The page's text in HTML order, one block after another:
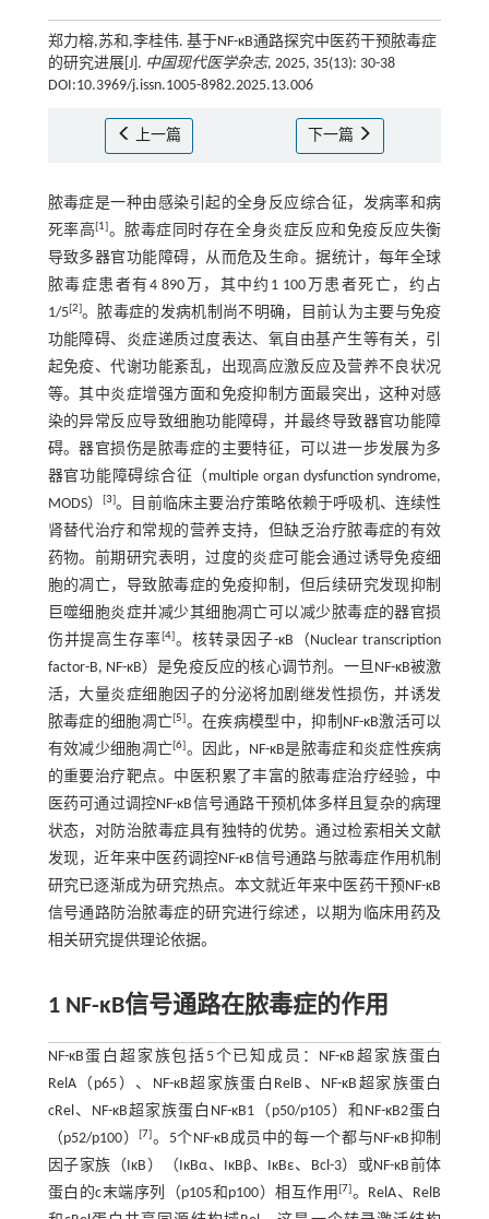
郑力榕,苏和,李桂伟. 基于NF-κB通路探究中医药干预脓毒症
的研究进展[J]. 中国现代医学杂志, 2025, 35(13): 30-38
DOI:10.3969/j.issn.1005-8982.2025.13.006
上一篇 下一篇
脓毒症是一种由感染引起的全身反应综合征，发病率和病
死率高[1]。脓毒症同时存在全身炎症反应和免疫反应失衡
导致多器官功能障碍，从而危及生命。据统计，每年全球
脓毒症患者有4 890万，其中约1 100万患者死亡，约占
1/5[2]。脓毒症的发病机制尚不明确，目前认为主要与免疫
功能障碍、炎症递质过度表达、氧自由基产生等有关，引
起免疫、代谢功能紊乱，出现高应激反应及营养不良状况
等。其中炎症增强方面和免疫抑制方面最突出，这种对感
染的异常反应导致细胞功能障碍，并最终导致器官功能障
碍。器官损伤是脓毒症的主要特征，可以进一步发展为多
器官功能障碍综合征（multiple organ dysfunction syndrome,
MODS）[3]。目前临床主要治疗策略依赖于呼吸机、连续性
肾替代治疗和常规的营养支持，但缺乏治疗脓毒症的有效
药物。前期研究表明，过度的炎症可能会通过诱导免疫细
胞的凋亡，导致脓毒症的免疫抑制，但后续研究发现抑制
巨噬细胞炎症并减少其细胞凋亡可以减少脓毒症的器官损
伤并提高生存率[4]。核转录因子-κB（Nuclear transcription
factor-B, NF-κB）是免疫反应的核心调节剂。一旦NF-κB被激
活，大量炎症细胞因子的分泌将加剧继发性损伤，并诱发
脓毒症的细胞凋亡[5]。在疾病模型中，抑制NF-κB激活可以
有效减少细胞凋亡[6]。因此，NF-κB是脓毒症和炎症性疾病
的重要治疗靶点。中医积累了丰富的脓毒症治疗经验，中
医药可通过调控NF-κB信号通路干预机体多样且复杂的病理
状态，对防治脓毒症具有独特的优势。通过检索相关文献
发现，近年来中医药调控NF-κB信号通路与脓毒症作用机制
研究已逐渐成为研究热点。本文就近年来中医药干预NF-κB
信号通路防治脓毒症的研究进行综述，以期为临床用药及
相关研究提供理论依据。
1 NF-κB信号通路在脓毒症的作用
NF-κB蛋白超家族包括5个已知成员：NF-κB超家族蛋白
RelA（p65）、NF-κB超家族蛋白RelB、NF-κB超家族蛋白
cRel、NF-κB超家族蛋白NF-κB1（p50/p105）和NF-κB2蛋白
（p52/p100）[7]。5个NF-κB成员中的每一个都与NF-κB抑制
因子家族（IκB）（IκBα、IκBβ、IκBε、Bcl-3）或NF-κB前体
蛋白的c末端序列（p105和p100）相互作用[7]。RelA、RelB